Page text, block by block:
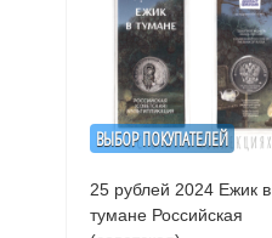
ВЫБОР ПОКУПАТЕЛЕЙ
25 рублей 2024 Ежик в
тумане Российская